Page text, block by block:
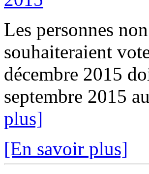
Les personnes
souhaiteraient
décembre 2015
septembre 2015
plus]
[En savoir plus]